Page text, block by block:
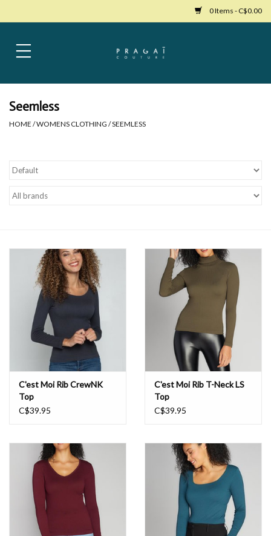
0 Items - C$0.00
Home
Bags
Accessories
Book an appointment
GIFT CARDS
Seemless
HOME /WOMENS CLOTHING /SEEMLESS
C'est Moi Rib CrewNK
Top
C$39.95
C'est Moi Rib T-Neck LS
Top
C$39.95